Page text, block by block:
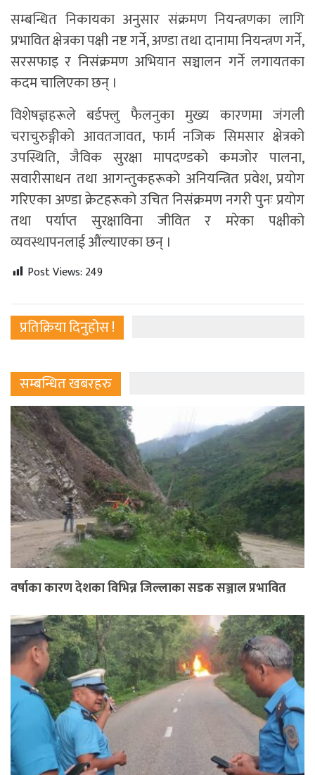
सम्बन्धित निकायका अनुसार संक्रमण नियन्त्रणका लागि
प्रभावित क्षेत्रका पक्षी नष्ट गर्ने, अण्डा तथा दानामा नियन्त्रण गर्ने,
सरसफाइ र निसंक्रमण अभियान सञ्चालन गर्ने लगायतका
कदम चालिएका छन् ।
विशेषज्ञहरूले बर्डफ्लु फैलनुका मुख्य कारणमा जंगली
चराचुरुङ्गीको आवतजावत, फार्म नजिक सिमसार क्षेत्रको
उपस्थिति, जैविक सुरक्षा मापदण्डको कमजोर पालना,
सवारीसाधन तथा आगन्तुकहरूको अनियन्त्रित प्रवेश, प्रयोग
गरिएका अण्डा क्रेटहरूको उचित निसंक्रमण नगरी पुनः प्रयोग
तथा पर्याप्त सुरक्षाविना जीवित र मरेका पक्षीको
व्यवस्थापनलाई औंल्याएका छन् ।
Post Views: 249
प्रतिक्रिया दिनुहोस !
सम्बन्धित खबरहरु
वर्षाका कारण देशका विभिन्न जिल्लाका सडक सञ्जाल प्रभावित